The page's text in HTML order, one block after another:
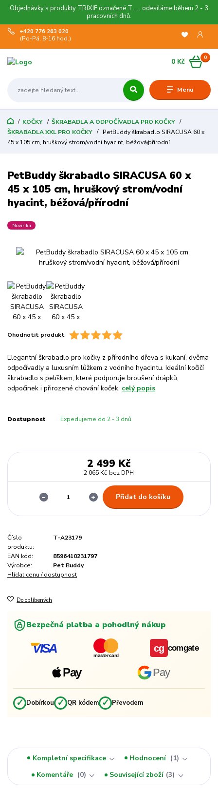
Objednávky s produkty TRIXIE označené T....., odesíláme během 2 - 3
pracovních dnů.
Menu
+420 776 263 020
(Po-Pá, 8-16 hod.)
0
0 Kč
KOČKY
ŠKRABADLA A ODPOČÍVADLA PRO KOČKY
ŠKRABADLA XXL PRO KOČKY
PetBuddy škrabadlo SIRACUSA 60 x
45 x 105 cm, hruškový strom/vodní hyacint, béžová/přírodní
PetBuddy škrabadlo SIRACUSA 60 x
45 x 105 cm, hruškový strom/vodní
hyacint, béžová/přírodní
Novinka
Ohodnotit produkt
Elegantní škrabadlo pro kočky z přírodního dřeva s kukaní, dvěma
odpočívadly a luxusním lůžkem z vodního hyacintu. Ideální kočičí
škrabadlo s pelíškem, které podporuje broušení drápků,
odpočinek i přirozené chování koček. celý popis
Dostupnost Expedujeme do 2 - 3 dnů
2 499 Kč
2 065 Kč bez DPH
Přidat do košíku
Číslo
produktu:
T-A23179
EAN kód:
8596410231797
Výrobce:
Pet Buddy
Hlídat cenu / dostupnost
Do oblíbených
Bezpečná platba a pohodlný nákup
VISA mastercard
Pay Pay
cg comgate
✓ Dobírkou ✓ QR kódem ✓ Převodem
Kompletní specifikace Hodnocení
1
Komentáře
0 Související zboží 3